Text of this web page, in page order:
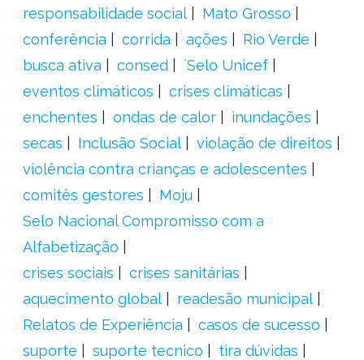
responsabilidade social
Mato Grosso
conferência
corrida ações
Rio Verde
busca ativa
consed
´Selo Unicef
eventos climáticos
crises climáticas
enchentes
ondas de calor
inundações
secas
Inclusão Social
violação de direitos
violência contra crianças e adolescentes
comitês gestores
Moju
Selo Nacional Compromisso com a
Alfabetização
crises sociais
crises sanitárias
aquecimento global
readesão municipal
Relatos de Experiência
casos de sucesso
suporte
suporte tecnico
tira dúvidas